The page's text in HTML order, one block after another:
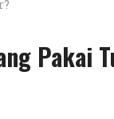
Pakai